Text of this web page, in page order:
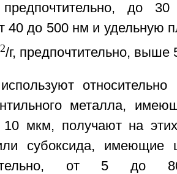
предпочтительно, до
40 до 500 нм и удельную
2/г, предпочтительно, выше
металла,
10 мкм, получают на
субоксида,
от 5 до